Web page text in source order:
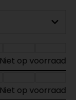
Niet op voorraad
Niet op voorraad